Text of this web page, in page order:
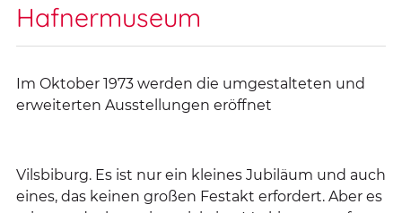
Hafnermuseum
Im Oktober 1973 werden die umgestalteten und
erweiterten Ausstellungen eröffnet
Vilsbiburg. Es ist nur ein kleines Jubiläum und auch
eines, das keinen großen Festakt erfordert. Aber es